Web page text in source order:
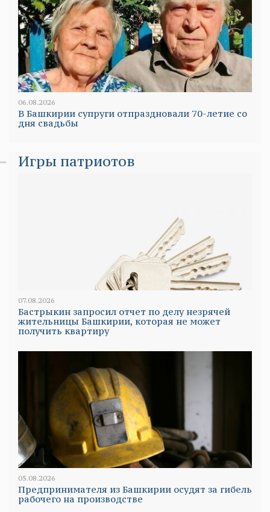
06.08.2026
В Башкирии супруги отпраздновали 70-летие со
дня свадьбы
Игры патриотов
07.08.2026
Бастрыкин запросил отчет по делу незрячей
жительницы Башкирии, которая не может
получить квартиру
05.08.2026
Предпринимателя из Башкирии осудят за гибель
рабочего на производстве